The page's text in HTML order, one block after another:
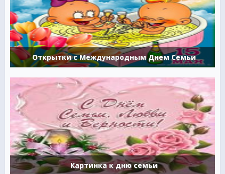
Открытки с Международным Днем Семьи
Картинка к дню семьи